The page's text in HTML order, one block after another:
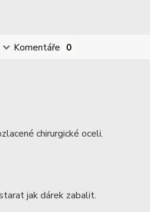
Komentáře 0
chirurgické oceli.
jak dárek zabalit.